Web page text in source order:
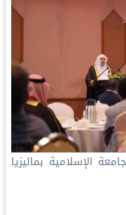
الإسلامية بماليزيا